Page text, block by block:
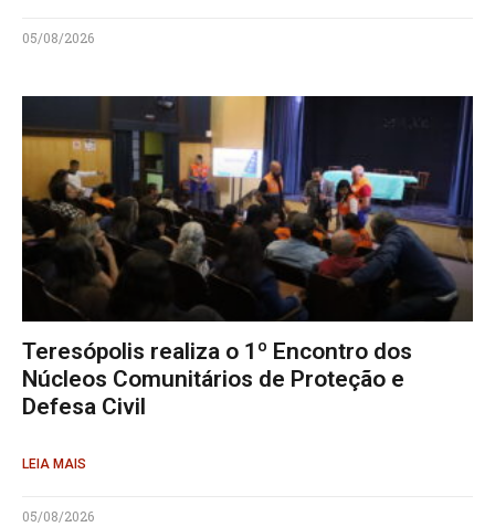
05/08/2026
Teresópolis realiza o 1º Encontro dos
Núcleos Comunitários de Proteção e
Defesa Civil
LEIA MAIS
05/08/2026